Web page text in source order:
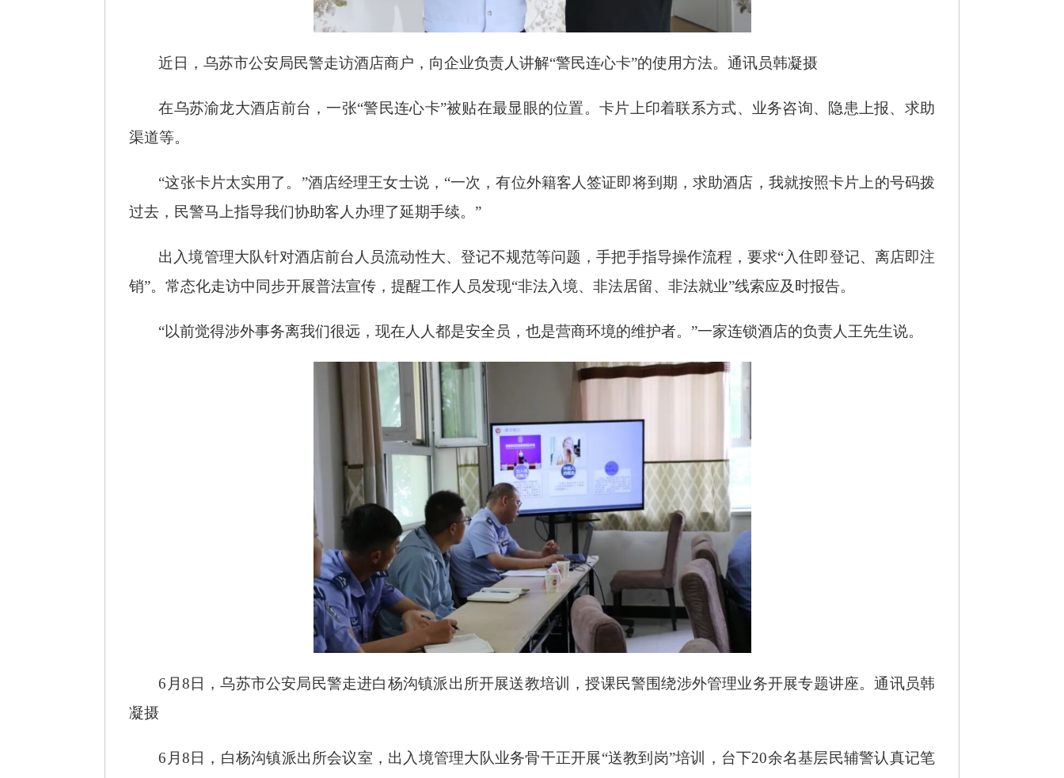
近日，乌苏市公安局民警走访酒店商户，向企业负责人讲解“警民连心卡”的使用方法。通讯员韩凝摄
在乌苏渝龙大酒店前台，一张“警民连心卡”被贴在最显眼的位置。卡片上印着联系方式、业务咨询、隐患上报、求助
渠道等。
“这张卡片太实用了。”酒店经理王女士说，“一次，有位外籍客人签证即将到期，求助酒店，我就按照卡片上的号码拨
过去，民警马上指导我们协助客人办理了延期手续。”
出入境管理大队针对酒店前台人员流动性大、登记不规范等问题，手把手指导操作流程，要求“入住即登记、离店即注
销”。常态化走访中同步开展普法宣传，提醒工作人员发现“非法入境、非法居留、非法就业”线索应及时报告。
“以前觉得涉外事务离我们很远，现在人人都是安全员，也是营商环境的维护者。”一家连锁酒店的负责人王先生说。
6月8日，乌苏市公安局民警走进白杨沟镇派出所开展送教培训，授课民警围绕涉外管理业务开展专题讲座。通讯员韩
凝摄
6月8日，白杨沟镇派出所会议室，出入境管理大队业务骨干正开展“送教到岗”培训，台下20余名基层民辅警认真记笔